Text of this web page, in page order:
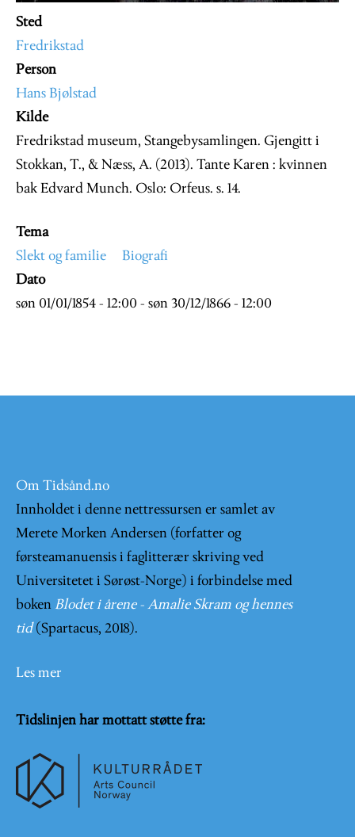
Sted
Fredrikstad
Person
Hans Bjølstad
Kilde
Fredrikstad museum, Stangebysamlingen. Gjengitt i
Stokkan, T., & Næss, A. (2013). Tante Karen : kvinnen
bak Edvard Munch. Oslo: Orfeus. s. 14.
Tema
Slekt og familie
Biografi
Dato
søn 01/01/1854 - 12:00 - søn 30/12/1866 - 12:00
Om Tidsånd.no
Innholdet i denne nettressursen er samlet av
Merete Morken Andersen (forfatter og
førsteamanuensis i faglitterær skriving ved
Universitetet i Sørøst-Norge) i forbindelse med
boken Blodet i årene - Amalie Skram og hennes
tid (Spartacus, 2018).
Les mer
Tidslinjen har mottatt støtte fra: